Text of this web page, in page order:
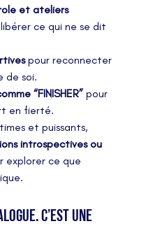
et ateliers
ce qui ne se dit
pour reconnecter
de soi.
“FINISHER” pour
en fierté.
et puissants,
introspectives ou
explorer ce que
C’est une